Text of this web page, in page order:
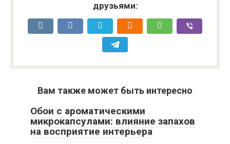
друзьями:
Вам также может быть интересно
Обои с ароматическими
микрокапсулами: влияние запахов
на восприятие интерьера